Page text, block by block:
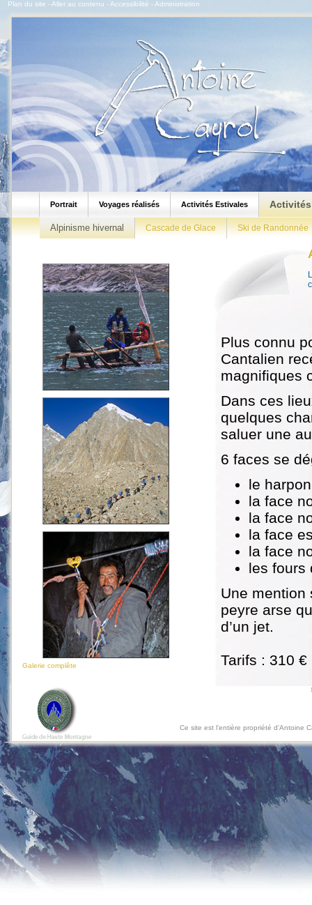
Plan du site - Aller au contenu - Accessibilité - Administration
Portrait Voyages réalisés Activités Estivales
Alpinisme hivernal Cascade de Glace Ski de Randonnée
Galerie complête
Plus connu
Cantalien
magnifiques
Dans ces
quelques
saluer une
6 faces se
le
la face
la face
la face
la face
les fours
Une mention
peyre arse
d’un jet.
Tarifs : 310
Ce site est l'entière propriété d'Antoine